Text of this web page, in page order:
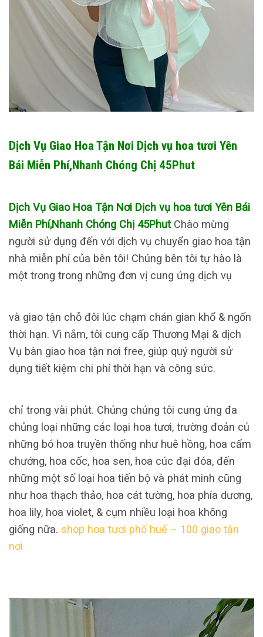
Dịch Vụ Giao Hoa Tận Nơi Dịch vụ hoa tươi Yên
Bái Miễn Phí,Nhanh Chóng Chị 45Phut
Dịch Vụ Giao Hoa Tận Nơi Dịch vụ hoa tươi Yên Bái
Miễn Phí,Nhanh Chóng Chị 45Phut Chào mừng
người sử dụng đến với dịch vụ chuyển giao hoa tận
nhà miễn phí của bên tôi! Chúng bên tôi tự hào là
một trong trong những đơn vị cung ứng dịch vụ
và giao tận chỗ đôi lúc chạm chán gian khổ & ngốn
thời hạn. Vì nắm, tôi cung cấp Thương Mại & dịch
Vụ bàn giao hoa tận nơi free, giúp quý người sử
dụng tiết kiệm chi phí thời hạn và công sức.
chỉ trong vài phút. Chúng chúng tôi cung ứng đa
chủng loại những các loại hoa tươi, trường đoản cú
những bó hoa truyền thống như huê hồng, hoa cẩm
chướng, hoa cốc, hoa sen, hoa cúc đại đóa, đến
những một số loại hoa tiến bộ và phát minh cũng
như hoa thạch thảo, hoa cát tường, hoa phía dương,
hoa lily, hoa violet, & cụm nhiều loại hoa không
giống nữa. shop hoa tươi phố huế – 100 giao tận
nơi